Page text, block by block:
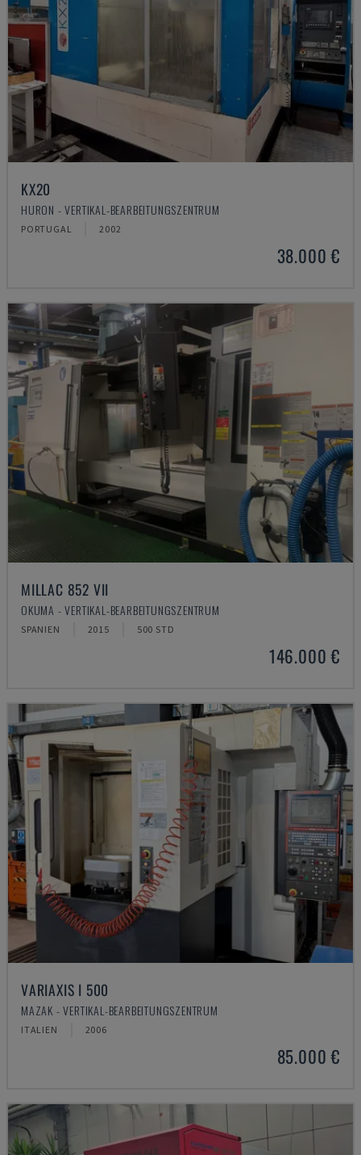
KX20
HURON - VERTIKAL-BEARBEITUNGSZENTRUM
PORTUGAL 2002
38.000 €
MILLAC 852 VII
OKUMA - VERTIKAL-BEARBEITUNGSZENTRUM
SPANIEN 2015 500 STD
146.000 €
VARIAXIS I 500
MAZAK - VERTIKAL-BEARBEITUNGSZENTRUM
ITALIEN 2006
85.000 €